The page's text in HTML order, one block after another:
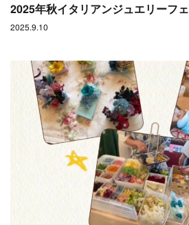
2025年秋イタリアンジュエリーフ
2025.9.10